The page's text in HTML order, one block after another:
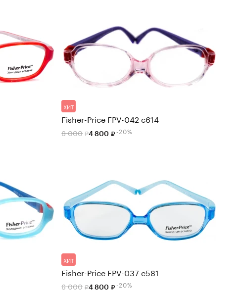
ХИТ
Fisher-Price FPV-042 c614
6 000 4 800 -20%
ХИТ
Fisher-Price FPV-037 c581
6 000 4 800 -20%